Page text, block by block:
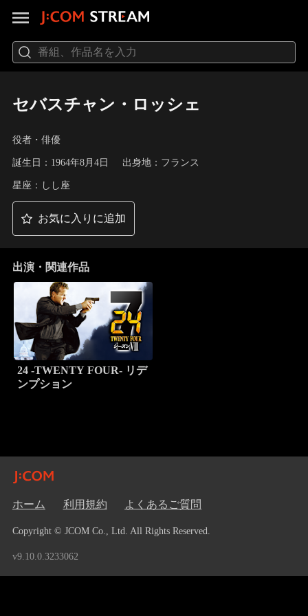
セバスチャン・ロッシェ
役者・俳優
誕生日：1964年8月4日 出身地：フランス
星座：しし座
お気に入りに追加
出演・関連作品
24 -TWENTY FOUR- リデ
ンプション
ホーム 利用規約 よくあるご質問
Copyright © JCOM Co., Ltd. All Rights Reserved.
v9.10.0.3233062